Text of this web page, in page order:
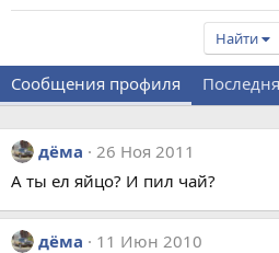
Найти
Сообщения профиля
дёма
26 Ноя 2011
А ты ел яйцо? И пил чай?
дёма
11 Июн 2010